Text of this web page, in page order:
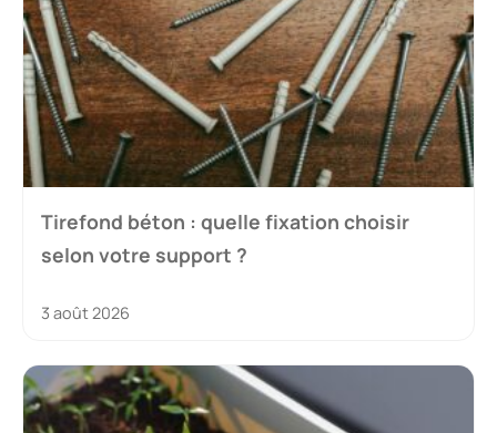
Tirefond béton : quelle fixation choisir
selon votre support ?
3 août 2026